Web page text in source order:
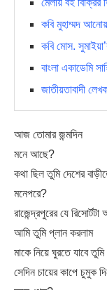
মেলায় বই বিক্রির
কবি মুহাম্মদ
কবি মোস.
বাংলা একাডেমি
জাতীয়তাবাদী
আজ তোমার জন্মদিন
মনে আছে?
কথা ছিল তুমি দেশের
মনেপরে?
রাজেন্দ্রপুরের যে
আমি তুমি প্লান করলাম
মাকে নিয়ে ঘুরতে যাবে তুমি
সেদিন চায়ের কাপে চুমুক